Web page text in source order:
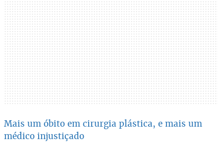
Mais um óbito em cirurgia plástica, e mais um
médico injustiçado